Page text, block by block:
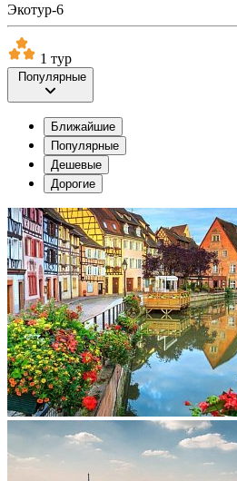
Экотур-6
1 тур
Популярные
Ближайшие
Популярные
Дешевые
Дорогие